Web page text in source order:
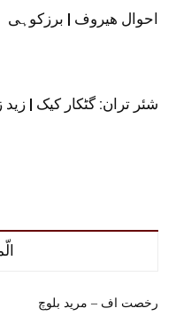
احوال ھیروف | برزکوہی
شئر تران: گٹکار کیک | زید
رخصت اف – مرید بلوچ